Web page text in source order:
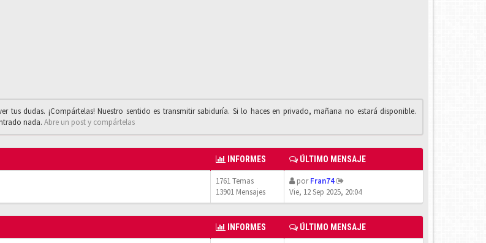
tus dudas. ¡Compártelas! Nuestro sentido es transmitir sabiduría. Si lo haces en privado, mañana no estará disponible.
nada. Abre un post y compártelas
INFORMES ÚLTIMO MENSAJE
1761 Temas
13901 Mensajes
porFran74
Vie, 12 Sep 2025, 20:04
INFORMES ÚLTIMO MENSAJE